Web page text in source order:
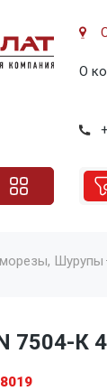
О
Шурупы
7504-К